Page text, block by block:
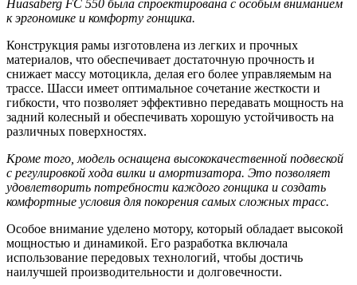
Huasaberg FC 550 была спроектирована с особым вниманием
к эргономике и комфорту гонщика.
Конструкция рамы изготовлена из легких и прочных
материалов, что обеспечивает достаточную прочность и
снижает массу мотоцикла, делая его более управляемым на
трассе. Шасси имеет оптимальное сочетание жесткости и
гибкости, что позволяет эффективно передавать мощность на
задний колесный и обеспечивать хорошую устойчивость на
различных поверхностях.
Кроме того, модель оснащена высококачественной подвеской
с регулировкой хода вилки и амортизатора. Это позволяет
удовлетворить потребности каждого гонщика и создать
комфортные условия для покорения самых сложных трасс.
Особое внимание уделено мотору, который обладает высокой
мощностью и динамикой. Его разработка включала
использование передовых технологий, чтобы достичь
наилучшей производительности и долговечности.